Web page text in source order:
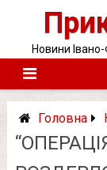
Новини
Головна